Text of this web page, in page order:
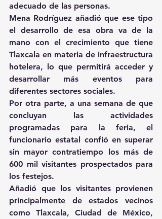
adecuado de las personas.
Mena Rodríguez añadió que ese tipo
el desarrollo de esa obra va de la
mano con el crecimiento que tiene
Tlaxcala en materia de infraestructura
hotelera, lo que permitirá acceder y
desarrollar más eventos para
diferentes sectores sociales.
Por otra parte, a una semana de que
concluyan las actividades
programadas para la feria, el
funcionario estatal confió en superar
sin mayor contratiempo los más de
600 mil visitantes prospectados para
los festejos.
Añadió que los visitantes provienen
principalmente de estados vecinos
como Tlaxcala, Ciudad de México,